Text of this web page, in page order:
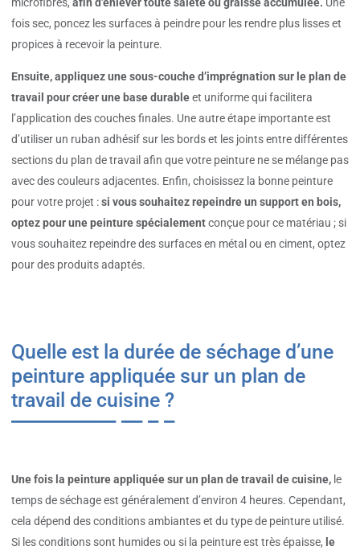
fois sec, poncez les surfaces à peindre pour les rendre plus lisses et
propices à recevoir la peinture.
Ensuite, appliquez une sous-couche d’imprégnation sur le plan de
travail pour créer une base durableet uniforme qui facilitera
l’application des couches finales. Une autre étape importante est
d’utiliser un ruban adhésif sur les bords et les joints entre différentes
sections du plan de travail afin que votre peinture ne se mélange pas
avec des couleurs adjacentes. Enfin, choisissez la bonne peinture
pour votre projet :si vous souhaitez repeindre un support en bois,
optez pour une peinture spécialementconçue pour ce matériau ; si
vous souhaitez repeindre des surfaces en métal ou en ciment, optez
pour des produits adaptés.
Quelle est la durée de séchage d’une
peinture appliquée sur un plan de
travail de cuisine ?
Une fois la peinture appliquée sur un plan de travail de cuisine, le
temps de séchage est généralement d’environ 4 heures. Cependant,
cela dépend des conditions ambiantes et du type de peinture utilisé.
Si les conditions sont humides ou si la peinture est très épaisse, le